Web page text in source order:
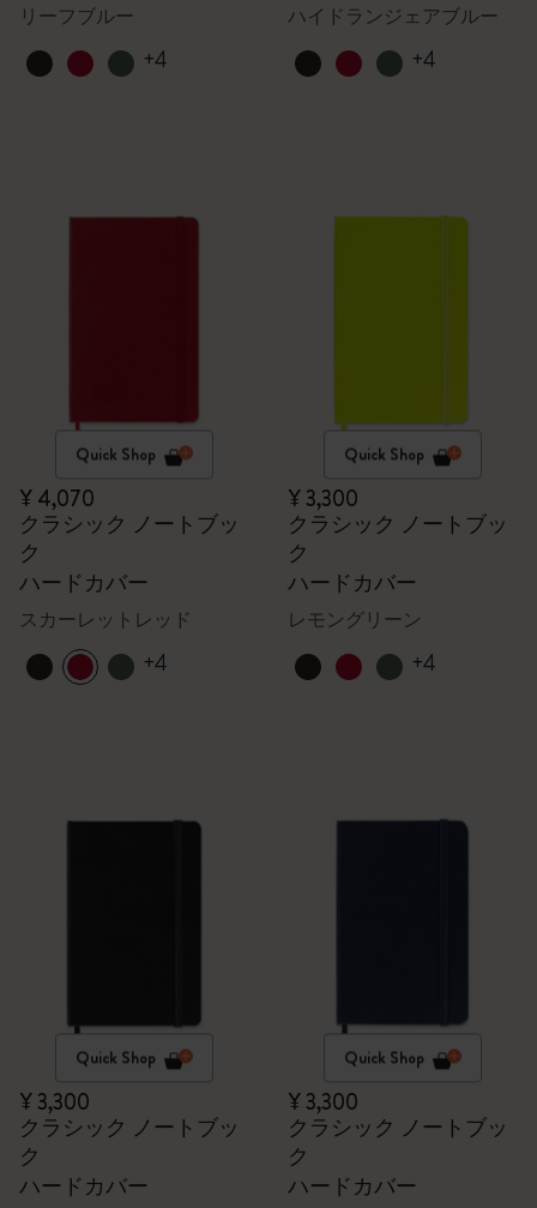
リーフブルー
+4
ハイドランジェアブルー
+4
Quick Shop
¥ 4,070
クラシック ノートブッ
ク
ハードカバー
スカーレットレッド
+4
Quick Shop
¥ 3,300
クラシック ノートブッ
ク
ハードカバー
レモングリーン
+4
Quick Shop
¥ 3,300
クラシック ノートブッ
ク
ハードカバー
Quick Shop
¥ 3,300
クラシック ノートブッ
ク
ハードカバー